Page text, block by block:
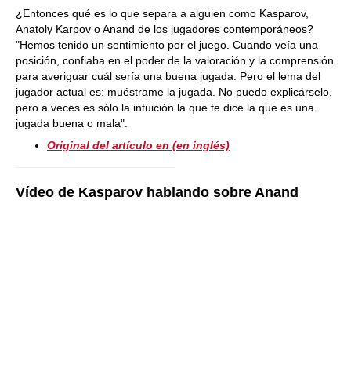
¿Entonces qué es lo que separa a alguien como Kasparov,
Anatoly Karpov o Anand de los jugadores contemporáneos?
"Hemos tenido un sentimiento por el juego. Cuando veía una
posición, confiaba en el poder de la valoración y la comprensión
para averiguar cuál sería una buena jugada. Pero el lema del
jugador actual es: muéstrame la jugada. No puedo explicárselo,
pero a veces es sólo la intuición la que te dice la que es una
jugada buena o mala".
Original del artículo en (en inglés)
Vídeo de Kasparov hablando sobre Anand